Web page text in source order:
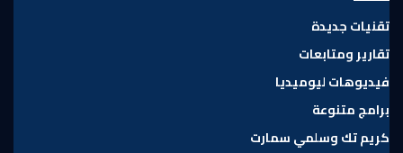
تقنيات جديدة
تقارير ومتابعات
فيديوهات ليوميديا
برامج متنوعة
كريم تك وسلمي سمارت